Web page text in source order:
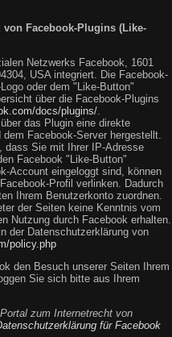
Facebook-Plugins (Like-
Netzwerks Facebook, 1601
USA integriert. Die Facebook-
oder dem "Like-Button"
über die Facebook-Plugins
docs/plugins/
das Plugin eine direkte
Facebook-Server hergestellt.
dass Sie mit Ihrer IP-Adresse
Facebook "Like-Button"
Account eingeloggt sind, können
Profil verlinken. Dadurch
Ihrem Benutzerkonto zuordnen.
der Seiten keine Kenntnis vom
Nutzung durch Facebook erhalten.
der Datenschutzerklärung von
policy.php
den Besuch unserer Seiten Ihrem
Sie sich bitte aus Ihrem
zum Internetrecht von
für Facebook